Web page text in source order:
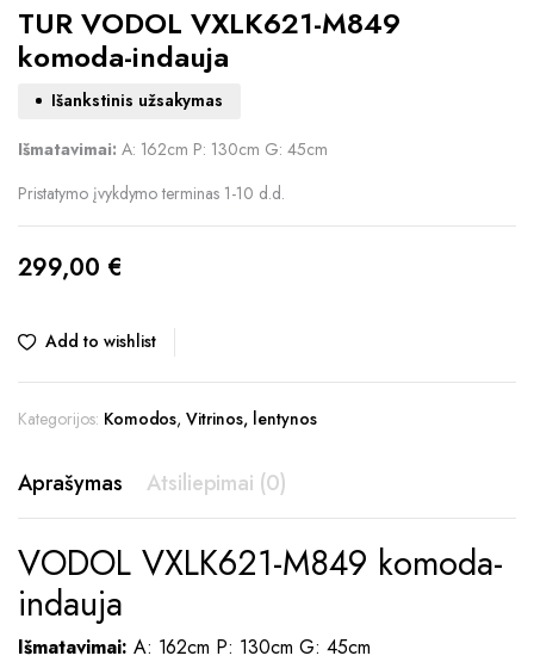
TUR VODOL VXLK621-M849
komoda-indauja
Išankstinis užsakymas
Išmatavimai: A: 162cm P: 130cm G: 45cm
Pristatymo įvykdymo terminas 1-10 d.d.
299,00 €
Add to wishlist
Kategorijos: Komodos,Vitrinos, lentynos
Aprašymas Atsiliepimai (0)
VODOL VXLK621-M849 komoda-
indauja
Išmatavimai: A: 162cm P: 130cm G: 45cm